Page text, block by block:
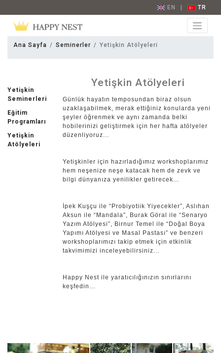
EN TR
Ana Sayfa Seminerler Yetişkin Atölyeleri
Yetişkin
Seminerleri
Eğitim
Programları
Yetişkin
Atölyeleri
Yetişkin Atölyeleri
Günlük hayatın temposundan biraz olsun
uzaklaşabilmek, merak ettiğiniz konularda yeni
şeyler öğrenmek ve aynı zamanda belki
hobilerinizi geliştirmek için her hafta atölyeler
düzenliyoruz...
Yetişkinler için hazırladığımız workshoplarımız
hem neşenize neşe katacak hem de zevk ve
bilgi dünyanıza yenilikler getirecek...
İpek Kuşçu ile “Probiyotiik Yiyecekler”, Aslıhan
Aksun ile “Mandala”, Burak Göral ile “Senaryo
Yazım Atölyesi”, Birnur Temel ile “Doğal Boya
Yapımı Atölyesi ve Masal Pastası” ve benzeri
workshoplarımızı takip etmek için etkinlik
takvimimizi inceleyebilirsiniz...
Happy Nest ile yaratıcılığınızın sınırlarını
keşfedin...